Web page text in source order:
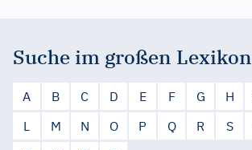
Suche im großen Lexikon
A B C D E F G H
L
M N O P Q R S